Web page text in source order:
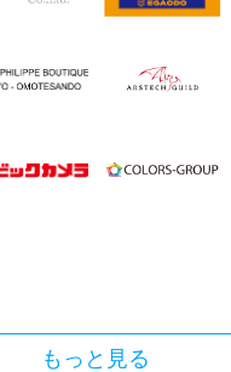
もっと見る